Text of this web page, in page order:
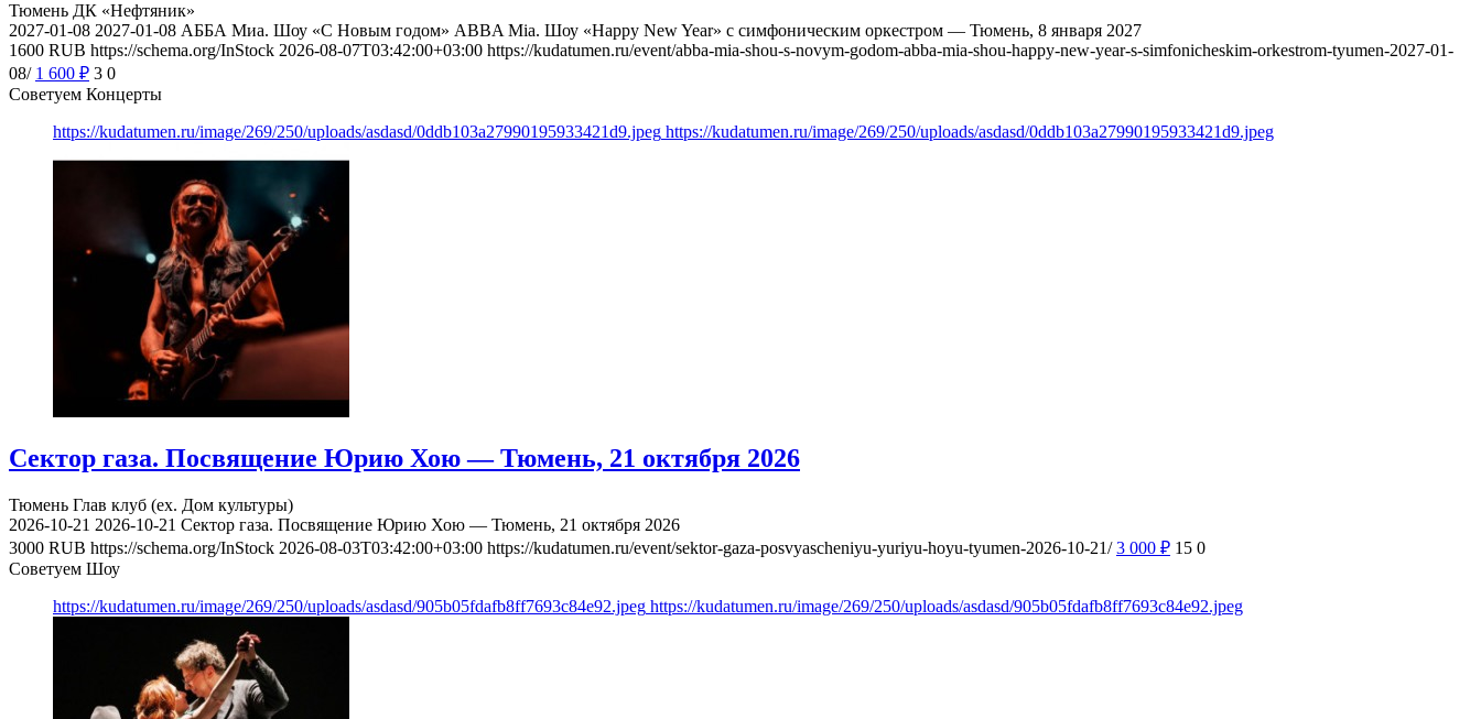
Тюмень ДК «Нефтяник»
2027-01-08 2027-01-08 АББА Миа. Шоу «С Новым годом» ABBA Mia. Шоу «Happy New Year» с симфоническим оркестром — Тюмень, 8 января 2027
1600 RUB https://schema.org/InStock 2026-08-07T03:42:00+03:00 https://kudatumen.ru/event/abba-mia-shou-s-novym-godom-abba-mia-shou-happy-new-year-s-simfonicheskim-orkestrom-tyumen-2027-01-
08/ 1 600 ₽ 3 0
Советуем Концерты
https://kudatumen.ru/image/269/250/uploads/asdasd/0ddb103a27990195933421d9.jpeg https://kudatumen.ru/image/269/250/uploads/asdasd/0ddb103a27990195933421d9.jpeg
Сектор газа. Посвящение Юрию Хою — Тюмень, 21 октября 2026
Тюмень Глав клуб (ex. Дом культуры)
2026-10-21 2026-10-21 Сектор газа. Посвящение Юрию Хою — Тюмень, 21 октября 2026
3000 RUB https://schema.org/InStock 2026-08-03T03:42:00+03:00 https://kudatumen.ru/event/sektor-gaza-posvyascheniyu-yuriyu-hoyu-tyumen-2026-10-21/ 3 000 ₽ 15 0
Советуем Шоу
https://kudatumen.ru/image/269/250/uploads/asdasd/905b05fdafb8ff7693c84e92.jpeg https://kudatumen.ru/image/269/250/uploads/asdasd/905b05fdafb8ff7693c84e92.jpeg